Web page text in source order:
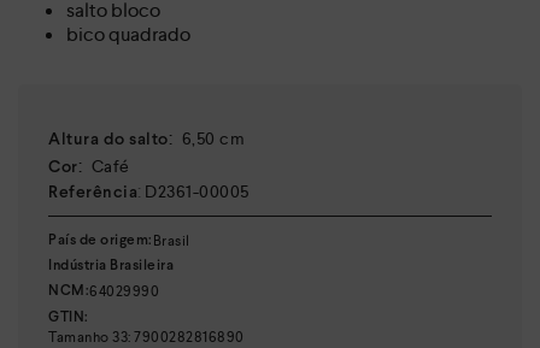
salto bloco
bico quadrado
Altura do salto: 6,50 cm
Cor: Café
Referência: D2361-00005
País de origem: Brasil
Indústria Brasileira
NCM:64029990
GTIN:
Tamanho 33:7900282816890